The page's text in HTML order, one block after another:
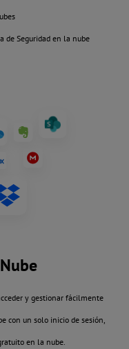
de Seguridad en la nube
y gestionar fácilmente
con un solo inicio de sesión,
en la nube.